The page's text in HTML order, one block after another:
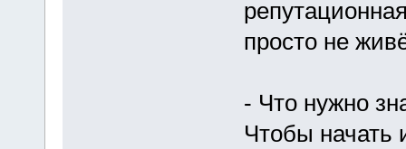
просто не
- Что нужно
Чтобы начать